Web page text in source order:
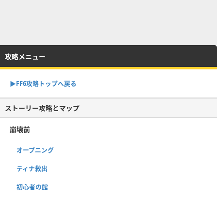
攻略メニュー
▶FF6攻略トップへ戻る
ストーリー攻略とマップ
崩壊前
オープニング
ティナ救出
初心者の館